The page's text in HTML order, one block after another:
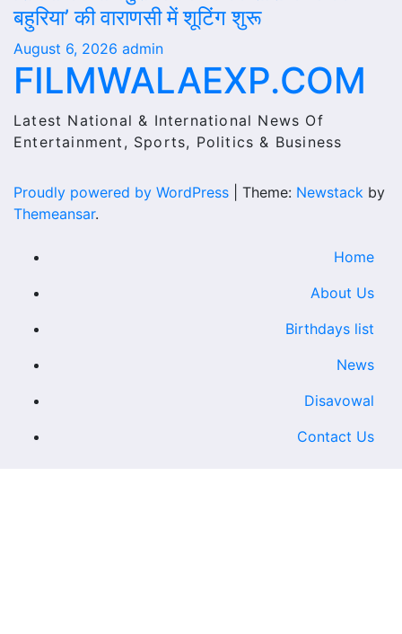
बहुरिया’ की वाराणसी में शूटिंग शुरू
August 6, 2026 admin
FILMWALAEXP.COM
Latest National & International News Of
Entertainment, Sports, Politics & Business
Proudly powered by WordPress Theme: Newstack by
Themeansar.
Home
About Us
Birthdays list
News
Disavowal
Contact Us